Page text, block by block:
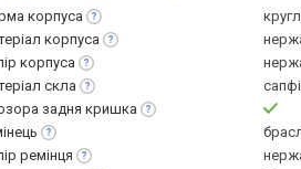
корпуса
корпуса
корпуса
скла
задня кришка
ремінця